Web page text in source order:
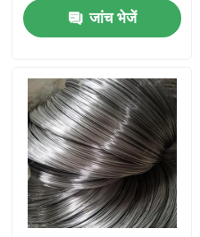
घर
उत्पादों
हमारे बारे में
जांच भेजें